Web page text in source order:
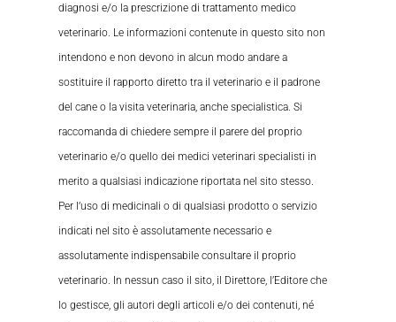
diagnosi e/o la prescrizione di trattamento medico
veterinario. Le informazioni contenute in questo sito non
intendono e non devono in alcun modo andare a
sostituire il rapporto diretto tra il veterinario e il padrone
del cane o la visita veterinaria, anche specialistica. Si
raccomanda di chiedere sempre il parere del proprio
veterinario e/o quello dei medici veterinari specialisti in
merito a qualsiasi indicazione riportata nel sito stesso.
Per l’uso di medicinali o di qualsiasi prodotto o servizio
indicati nel sito è assolutamente necessario e
assolutamente indispensabile consultare il proprio
veterinario. In nessun caso il sito, il Direttore, l’Editore che
lo gestisce, gli autori degli articoli e/o dei contenuti, né